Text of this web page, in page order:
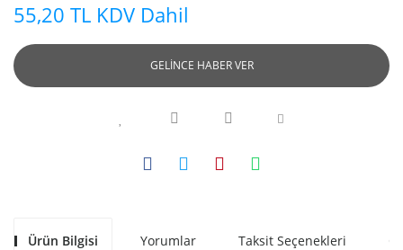
55,20 TL KDV Dahil
GELİNCE HABER VER
Ürün Bilgisi Yorumlar Taksit Seçenekleri